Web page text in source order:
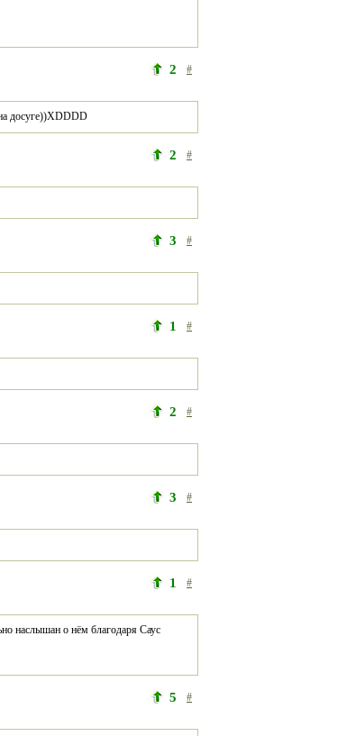
2 #
досуге))XDDDD
2 #
3 #
1 #
2 #
3 #
1 #
наслышан о нём благодаря Саус
5 #